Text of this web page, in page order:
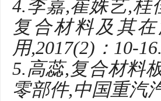
4.李嘉,崔姝艺,桂
复合材料及其
用,2017(2)：10-16.
5.高蕊,复合材料
零部件,中国重汽